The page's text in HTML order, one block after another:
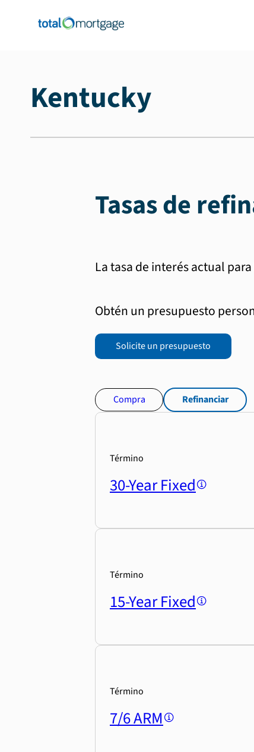
Kentucky
Tasas de
La tasa de interés actual
Obtén un presupuesto
Solicite un presupuesto
Compra Refinanciar
Término
30-Year Fixed
Término
15-Year Fixed
Término
7/6 ARM